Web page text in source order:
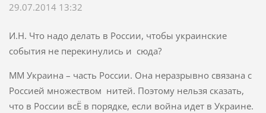
29.07.2014 13:32
И.Н. Что надо делать в России, чтобы украинские
события не перекинулись и сюда?
ММ Украина – часть России. Она неразрывно связана с
Россией множеством нитей. Поэтому нельзя сказать,
что в России всЁ в порядке, если война идет в Украине.